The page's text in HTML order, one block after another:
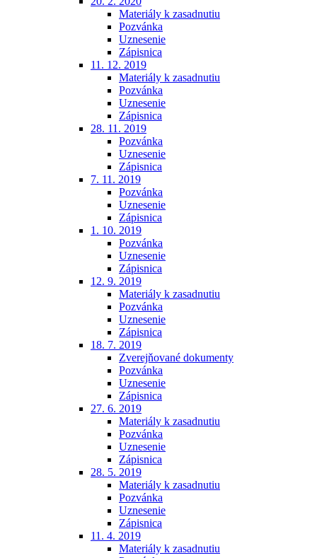
Materiály k zasadnutiu
Pozvánka
Uznesenie
Zápisnica
11. 12. 2019
Materiály k zasadnutiu
Pozvánka
Uznesenie
Zápisnica
28. 11. 2019
Pozvánka
Uznesenie
Zápisnica
7. 11. 2019
Pozvánka
Uznesenie
Zápisnica
1. 10. 2019
Pozvánka
Uznesenie
Zápisnica
12. 9. 2019
Materiály k zasadnutiu
Pozvánka
Uznesenie
Zápisnica
18. 7. 2019
Zverejňované dokumenty
Pozvánka
Uznesenie
Zápisnica
27. 6. 2019
Materiály k zasadnutiu
Pozvánka
Uznesenie
Zápisnica
28. 5. 2019
Materiály k zasadnutiu
Pozvánka
Uznesenie
Zápisnica
11. 4. 2019
Materiály k zasadnutiu